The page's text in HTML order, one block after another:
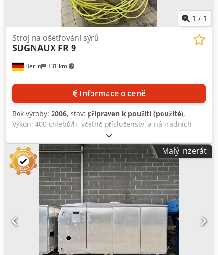
1 / 1
Berlin 331 km
Stroj na ošetřování sýrů
SUGNAUX FR 9
Informace o ceně
Rok výroby: 2006, stav: připraven k použití (použité),
Výkon: 400 chlebů/h, včetně příslušenství a náhradních
dílů. Codoh T A Trspfx An Tsrf
Malý inzerát